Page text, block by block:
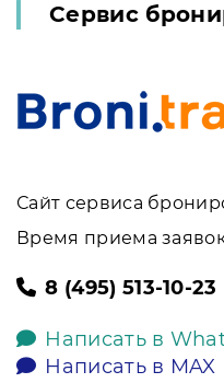
Сервис
Сайт сервиса
Время приема
8 (495) 513-10-23
Написать в
Написать в MAX